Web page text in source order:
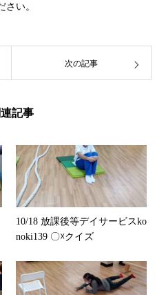
さい。
次の記事
記事
10/18 放課後等デイサービスko
noki139 〇☓クイズ